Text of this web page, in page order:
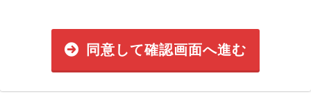
同意して確認画面へ進む